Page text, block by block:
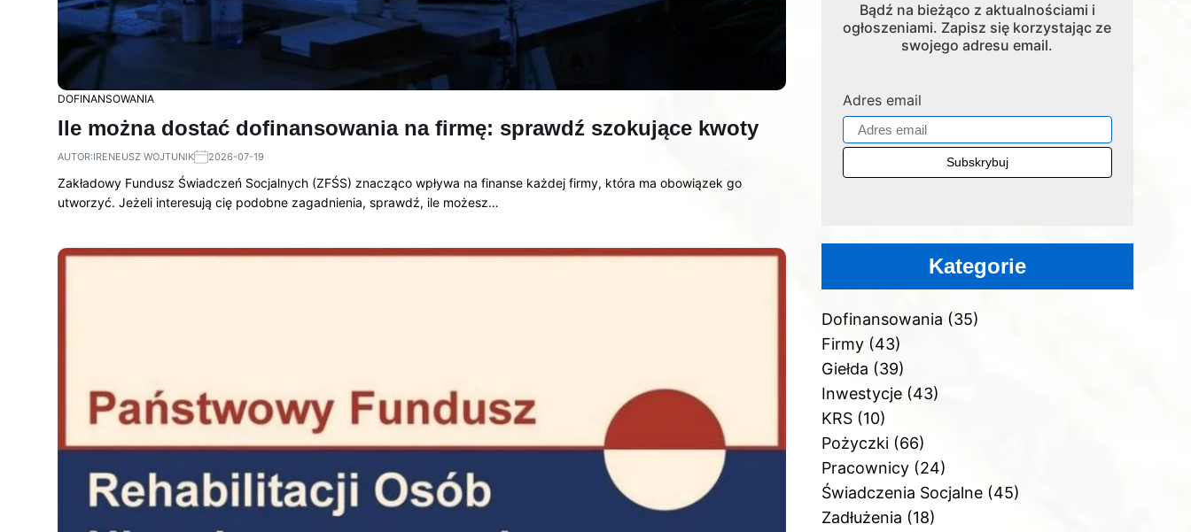
DOFINANSOWANIA
Ile można dostać dofinansowania na firmę: sprawdź szokujące kwoty
AUTOR:IRENEUSZ WOJTUNIK 2026-07-19
Zakładowy Fundusz Świadczeń Socjalnych (ZFŚS) znacząco wpływa na finanse każdej firmy, która ma obowiązek go
utworzyć. Jeżeli interesują cię podobne zagadnienia, sprawdź, ile możesz…
Bądź na bieżąco z aktualnościami i
ogłoszeniami. Zapisz się korzystając ze
swojego adresu email.
Adres email
Kategorie
Dofinansowania (35)
Firmy(43)
Giełda (39)
Inwestycje(43)
KRS(10)
Pożyczki(66)
Pracownicy(24)
Świadczenia Socjalne(45)
Zadłużenia (18)